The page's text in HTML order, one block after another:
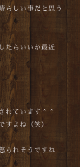
らしい事だと思う
たらいいか最近
れています＾＾
すよね（笑）
られそうですね